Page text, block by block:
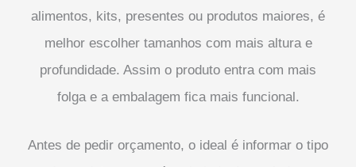
alimentos, kits, presentes ou produtos maiores, é
melhor escolher tamanhos com mais altura e
profundidade. Assim o produto entra com mais
folga e a embalagem fica mais funcional.
Antes de pedir orçamento, o ideal é informar o tipo